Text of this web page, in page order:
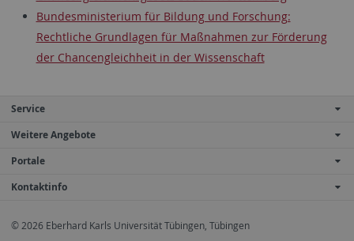
Bundesministerium für Bildung und Forschung:
Rechtliche Grundlagen für Maßnahmen zur Förderung
der Chancengleichheit in der Wissenschaft
Service
Weitere Angebote
Portale
Kontaktinfo
© 2026 Eberhard Karls Universität Tübingen, Tübingen